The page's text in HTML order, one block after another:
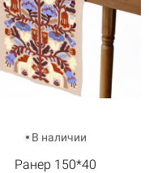
В наличии
Ранер 150*40